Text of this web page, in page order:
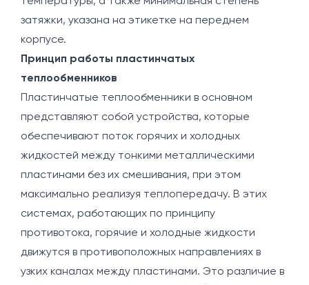
затяжки, указана на этикетке на переднем
корпусе.
Принцип работы пластинчатых
теплообменников
Пластинчатые теплообменники в основном
представляют собой устройства, которые
обеспечивают поток горячих и холодных
жидкостей между тонкими металлическими
пластинами без их смешивания, при этом
максимально реализуя теплопередачу. В этих
системах, работающих по принципу
противотока, горячие и холодные жидкости
движутся в противоположных направлениях в
узких каналах между пластинами. Это различие в